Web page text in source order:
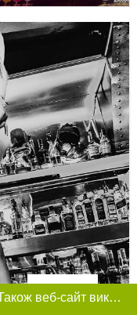
Фільтри
Цей сайт використовує «cookies». Також веб-сайт використовує інтернет-сервіс для збору технічних даних стосовно відвідувачів з метою отримання маркетингової та статистичної інформації. Умови обробки даних відвідувачів сайту див.